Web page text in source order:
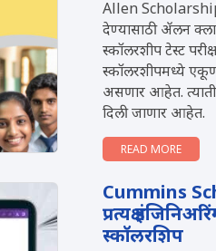
Allen Scholarship
देण्यासाठी ॲलन
स्कॉलरशीप टेस्ट
स्कॉलरशीपमध्ये
असणार आहेत.
दिली जाणार आहेत.
READ MORE
Cummins
प्रत्यक्ष
स्कॉलरशिप